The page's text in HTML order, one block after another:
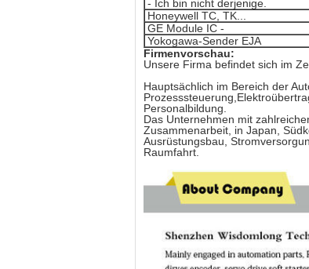
- Ich bin nicht derjenige.
Honeywell TC, TK...
GE Module IC -
Yokogawa-Sender EJA
Firmenvorschau:
Unsere Firma befindet sich im
Hauptsächlich im Bereich der
Personalbildung.
Das Unternehmen mit
Zusammenarbeit, in Japan,
Ausrüstungsbau,
Raumfahrt.